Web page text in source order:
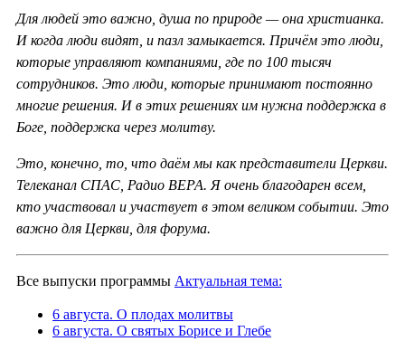
Для людей это важно, душа по природе — она христианка.
И когда люди видят, и пазл замыкается. Причём это люди,
которые управляют компаниями, где по 100 тысяч
сотрудников. Это люди, которые принимают постоянно
многие решения. И в этих решениях им нужна поддержка в
Боге, поддержка через молитву.
Это, конечно, то, что даём мы как представители Церкви.
Телеканал СПАС, Радио ВЕРА. Я очень благодарен всем,
кто участвовал и участвует в этом великом событии. Это
важно для Церкви, для форума.
Все выпуски программы Актуальная тема:
6 августа. О плодах молитвы
6 августа. О святых Борисе и Глебе